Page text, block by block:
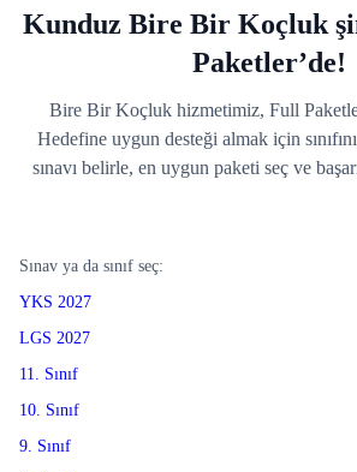
Kunduz Bire Bir Koçluk
Paketler’de!
Bire Bir Koçluk hizmetimiz, Full
Hedefine uygun desteği almak için
sınavı belirle, en uygun paketi seç ve
Sınav ya da sınıf seç:
YKS 2027
LGS 2027
11. Sınıf
10. Sınıf
9. Sınıf